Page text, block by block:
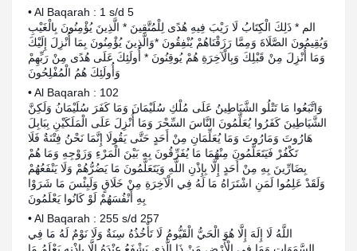
• Al Baqarah : 1 s/d 5
الم * ذَلِكَ الْكِتَابُ لَا رَيْبَ فِيهِ هُدًى لِلْمُتَّقِينَ * الَّذِينَ يُؤْمِنُونَ بِالْغَيْبِ
وَيُقِيمُونَ الصَّلَاةَ وَمِمَّا رَزَقْنَاهُمْ يُنْفِقُونَ *وَالَّذِينَ يُؤْمِنُونَ بِمَا أُنْزِلَ إِلَيْكَ
وَمَا أُنْزِلَ مِنْ قَبْلِكَ وَبِالْآخِرَةِ هُمْ يُوقِنُونَ * أُولَئِكَ عَلَى هُدًى مِنْ رَبِّهِمْ
وَأُولَئِكَ هُمُ الْمُفْلِحُونَ
• Al Baqarah : 102
وَاتَّبَعُوا مَا تَتْلُو الشَّيَاطِينُ عَلَى مُلْكِ سُلَيْمَانَ وَمَا كَفَرَ سُلَيْمَانُ وَلَكِنَّ
الشَّيَاطِينَ كَفَرُوا يُعَلِّمُونَ النَّاسَ السِّحْرَ وَمَا أُنْزِلَ عَلَى الْمَلَكَيْنِ بِبَابِلَ
هَارُوتَ وَمَارُوتَ وَمَا يُعَلِّمَانِ مِنْ أَحَدٍ حَتَّى يَقُولَا إِنَّمَا نَحْنُ فِتْنَةٌ فَلَا
تَكْفُرْ فَيَتَعَلَّمُونَ مِنْهُمَا مَا يُفَرِّقُونَ بِهِ بَيْنَ الْمَرْءِ وَزَوْجِهِ وَمَا هُمْ
بِضَارِّينَ بِهِ مِنْ أَحَدٍ إِلَّا بِإِذْنِ اللَّهِ وَيَتَعَلَّمُونَ مَا يَضُرُّهُمْ وَلَا يَنْفَعُهُمْ
وَلَقَدْ عَلِمُوا لَمَنِ اشْتَرَاهُ مَا لَهُ فِي الْآخِرَةِ مِنْ خَلَاقٍ وَلَبِئْسَ مَا شَرَوْا
بِهِ أَنْفُسَهُمْ لَوْ كَانُوا يَعْلَمُونَ
• Al Baqarah : 255 s/d 257
اللَّهُ لَا إِلَهَ إِلَّا هُوَ الْحَيُّ الْقَيُّومُ لَا تَأْخُذُهُ سِنَةٌ وَلَا نَوْمٌ لَهُ مَا فِي